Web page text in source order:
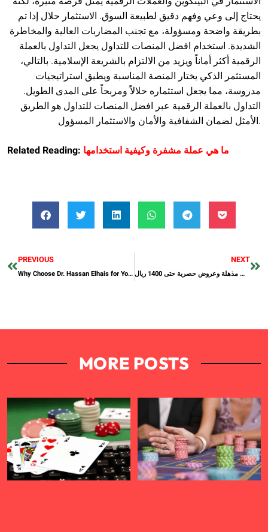
يحتاج إلى وعي وفهم دقيق لطبيعة السوق. الاستثمار حلال إذا تم
بطريقة واضحة ومسؤولة، مع تجنب المضاربات العالية والمخاطرة
الشديدة. استخدام افضل المنصات للتداول يجعل التداول بالعملة
الرقمية أكثر أماناً ويزيد من الالتزام بالشريعة الإسلامية. بالتالي،
المستثمر الذكي يختار المنصة المناسبة ويطبق استراتيجيات
مدروسة، مما يجعل استثماره حلالاً ومربحاً على المدى الطويل.
التداول بالعملة الرقمية عبر افضل المنصات للتداول هو الطريق
الأمثل لضمان الشفافية والأمان والاستثمار المسؤول.
Related Reading: ما هي عملة مشفرة وكيفية استخدامها
PREVIOUS
Why Choose Dr. Hassan Elhais for Your Legal Needs in the UAE
NEXT
استمتع بأفضل تخفيضات رمضان من هواوي – خصومات مذهلة وعروض حصرية حتى 1400 ريال
MORE POSTS